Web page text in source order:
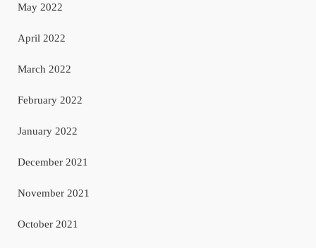
May 2022
April 2022
March 2022
February 2022
January 2022
December 2021
November 2021
October 2021